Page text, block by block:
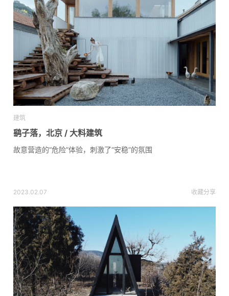
建筑
鹞子落，北京 / 大料建筑
故意营造的“危险”体验，刺激了“安稳”的氛围
2023.02.07 收藏分享